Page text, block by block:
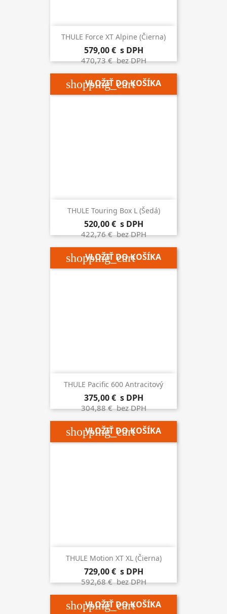
THULE Force XT Alpine (čierna)
579,00 € s DPH
470,73 €bez DPH
shopping_cart
VLOŽIŤ DO KOŠÍKA
THULE Touring Box L (šedá)
520,00 € s DPH
422,76 €bez DPH
shopping_cart
VLOŽIŤ DO KOŠÍKA
THULE Pacific 600 Antracitový
375,00 € s DPH
304,88 €bez DPH
shopping_cart
VLOŽIŤ DO KOŠÍKA
THULE Motion XT XL (čierna)
729,00 € s DPH
592,68 €bez DPH
shopping_cart
VLOŽIŤ DO KOŠÍKA